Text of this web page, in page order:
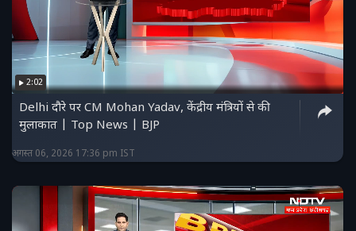
2:02
Delhi दौरे पर CM Mohan Yadav, केंद्रीय मंत्रियों से की
मुलाकात | Top News | BJP
अगस्त 06, 2026 17:36 pm IST